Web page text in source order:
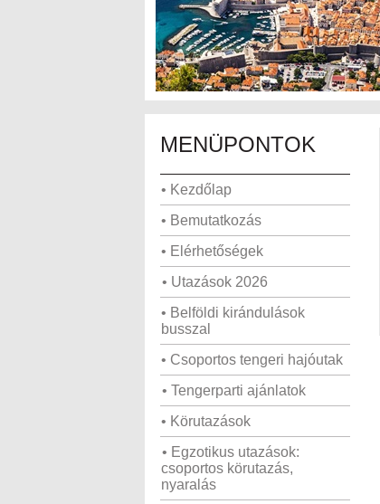
MENÜPONTOK
• Kezdőlap
• Bemutatkozás
• Elérhetőségek
• Utazások 2026
• Belföldi kirándulások
busszal
• Csoportos tengeri hajóutak
• Tengerparti ajánlatok
• Körutazások
• Egzotikus utazások:
csoportos körutazás,
nyaralás